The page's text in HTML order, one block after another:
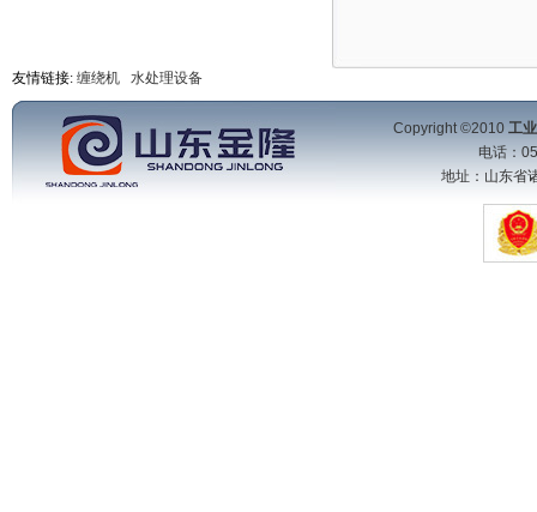
友情链接: 缠绕机 水处理设备
Copyright ©2010 工
电话：
地址：山东省